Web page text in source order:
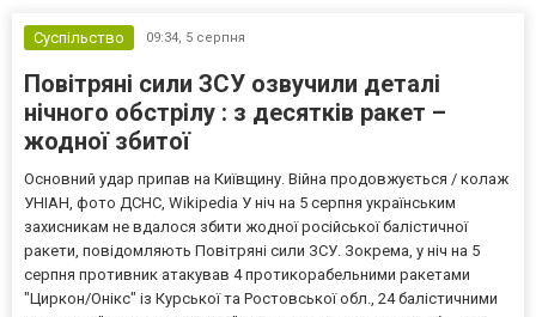
Суспільство 09:34, 5 серпня
Повітряні сили ЗСУ озвучили деталі
нічного обстрілу : з десятків ракет –
жодної збитої
Основний удар припав на Київщину. Війна продовжується / колаж
УНІАН, фото ДСНС, Wikipedia У ніч на 5 серпня українським
захисникам не вдалося збити жодної російської балістичної
ракети, повідомляють Повітряні сили ЗСУ. Зокрема, у ніч на 5
серпня противник атакував 4 протикорабельними ракетами
"Циркон/Онікс" із Курської та Ростовської обл., 24 балістичними